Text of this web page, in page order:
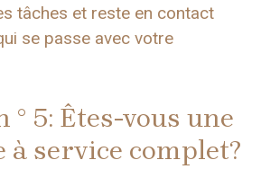
tâches et reste en contact
se passe avec votre
° 5: Êtes-vous une
service complet?